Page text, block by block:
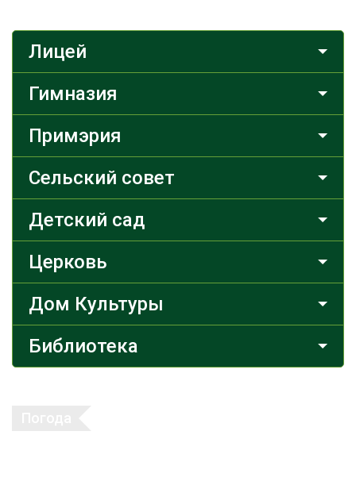
Лицей
Гимназия
Примэрия
Сельский совет
Детский сад
Церковь
Дом Культуры
Библиотека